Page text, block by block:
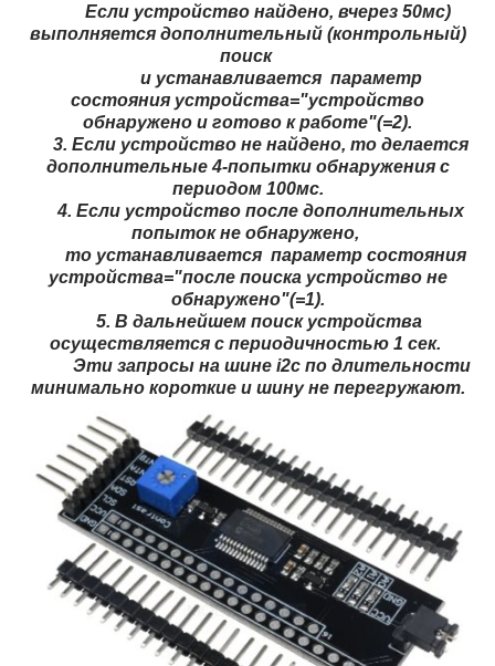
Если устройство найдено, вчерез 50мс)
выполняется дополнительный (контрольный)
поиск
и устанавливается параметр
состояния устройства="устройство
обнаружено и готово к работе"(=2).
3. Если устройство не найдено, то делается
дополнительные 4-попытки обнаружения с
периодом 100мс.
4. Если устройство после дополнительных
попыток не обнаружено,
то устанавливается параметр состояния
устройства="после поиска устройство не
обнаружено"(=1).
5. В дальнейшем поиск устройства
осуществляется с периодичностью 1 сек.
Эти запросы на шине i2c по длительности
минимально короткие и шину не перегружают.